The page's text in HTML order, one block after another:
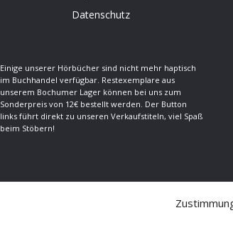
Datenschutz
Einige unserer Hörbücher sind nicht mehr haptisch
im Buchhandel verfügbar. Restexemplare aus
unserem Bochumer Lager können bei uns zum
Sonderpreis von 12€ bestellt werden. Der Button
links führt direkt zu unseren Verkaufstiteln, viel Spaß
beim Stöbern!